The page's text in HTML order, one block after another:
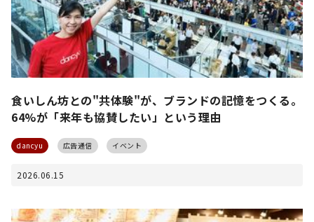
食いしん坊との"共体験"が、ブランドの記憶をつくる。
64%が「来年も協賛したい」という理由
dancyu 広告通信 イベント
2026.06.15